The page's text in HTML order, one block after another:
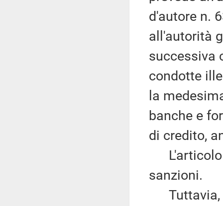
d'autore n.
all'autorità
successiva
condotte
la
banche e
di credito,
L'articolo
sanzioni.
Tuttavia,